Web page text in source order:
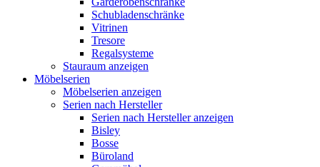
Schubladenschränke
Vitrinen
Tresore
Regalsysteme
Stauraum anzeigen
Möbelserien
Möbelserien anzeigen
Serien nach Hersteller
Serien nach Hersteller anzeigen
Bisley
Bosse
Büroland